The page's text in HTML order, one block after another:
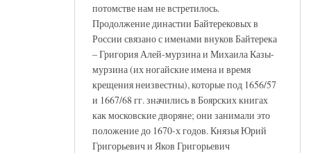
потомстве нам не встретилось.
Продолжение династии Байтерековых в
России связано с именами внуков Байтерека
– Григория Алей-мурзина и Михаила Казы-
мурзина (их ногайские имена и время
крещения неизвестны), которые под 1656/57
и 1667/68 гг. значились в Боярских книгах
как московские дворяне; они занимали это
положение до 1670-х годов. Князья Юрий
Григорьевич и Яков Григорьевич